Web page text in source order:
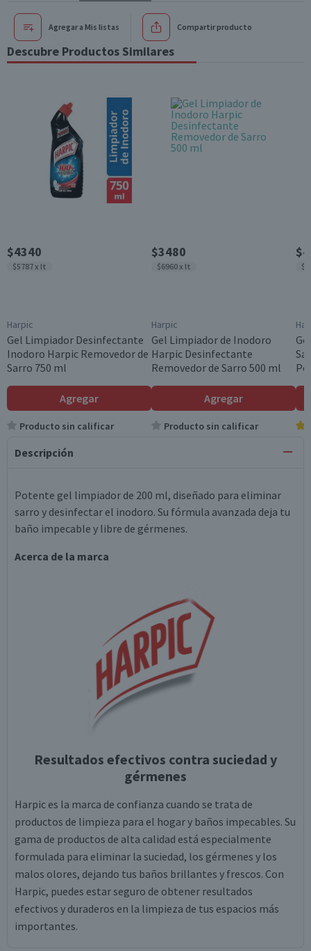
Agregar a Mis listas Compartir producto
Descubre Productos Similares
$4340
$5787 x lt
Harpic
Gel Limpiador Desinfectante
Inodoro Harpic Removedor de
Sarro 750 ml
Agregar
Producto sin calificar
$3480
$6960 x lt
Harpic
Gel Limpiador de Inodoro
Harpic Desinfectante
Removedor de Sarro 500 ml
Agregar
Producto sin calificar
Descripción
Potente gel limpiador de 200 ml, diseñado para eliminar
sarro y desinfectar el inodoro. Su fórmula avanzada deja tu
baño impecable y libre de gérmenes.
Acerca de la marca
Resultados efectivos contra suciedad y
gérmenes
Harpic es la marca de confianza cuando se trata de
productos de limpieza para el hogar y baños impecables. Su
gama de productos de alta calidad está especialmente
formulada para eliminar la suciedad, los gérmenes y los
malos olores, dejando tus baños brillantes y frescos. Con
Harpic, puedes estar seguro de obtener resultados
efectivos y duraderos en la limpieza de tus espacios más
importantes.